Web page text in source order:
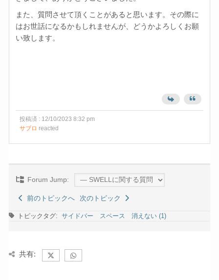
また、質問させて頂くことがあると思います。その際に
はお世話になるかもしれませんが、どうかよろしくお願
い致します。
投稿済 : 12/10/2023 8:32 pm
サブロ reacted
Forum Jump:
前のトピックへ 次のトピック
トピックタグ: サイドバー スペース 消えない (1)
共有: